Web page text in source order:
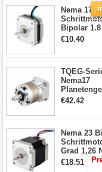
Nema 17
Bipolar 1.8
8.7Ncm 1A
€10.40
TQEG-
Nema17
10:1 Spiel
€42.42
Nema 23
Grad 1,26
2,5V 4
€18.51